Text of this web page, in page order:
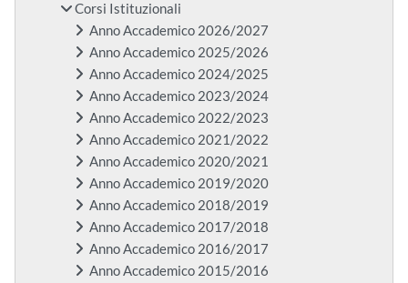
Corsi Istituzionali
Anno Accademico 2026/2027
Anno Accademico 2025/2026
Anno Accademico 2024/2025
Anno Accademico 2023/2024
Anno Accademico 2022/2023
Anno Accademico 2021/2022
Anno Accademico 2020/2021
Anno Accademico 2019/2020
Anno Accademico 2018/2019
Anno Accademico 2017/2018
Anno Accademico 2016/2017
Anno Accademico 2015/2016